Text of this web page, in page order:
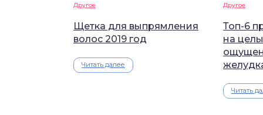
Другое
Щетка для выпрямления
волос 2019 год
Читать далее
Другое
Топ-6
на
Читать